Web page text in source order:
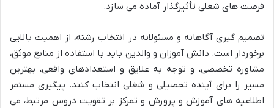
فرصت های شغلی تأثیرگذار آماده می سازد.
تصمیم گیری آگاهانه و مسئولانه در انتخاب رشته، از اهمیت بالایی
برخوردار است. دانش آموزان و والدین باید با استفاده از منابع موثق،
مشاوره تخصصی، و توجه به علایق و استعدادهای واقعی، بهترین
مسیر را برای آینده تحصیلی و شغلی انتخاب کنند. پیگیری مستمر
اطلاعیه های آموزش و پرورش و تمرکز بر تقویت دروس مرتبط، می